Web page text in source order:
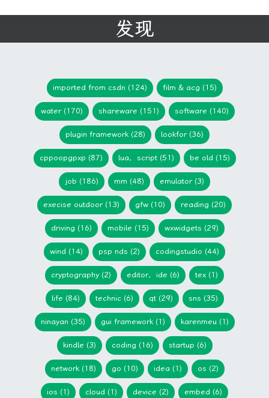
发现
imported from csdn (124) film & acg (15)
water (170) shareware (151) software (140)
plugin framework (28) lookfor (36)
cppoopgpxp (87) lua，script (51) be old (15)
job (186) mm (48) emulator (3)
execise outdoor (13) gfw (10) reading (20)
driving (16) mobile (15) wxwidgets (29)
wind (14) psp nds (2) codingstudio (44)
cryptography (2) editor，ide (6) tex (1)
life (84) technic (6) qt (29) sns (35)
ninayan (35) gui framework (1) karenmeu (1)
kindle (3) coding (16) startup (6)
network (18) go (10) idea (1) os (2)
ios (1) cloud (1) device (2) embed (6)